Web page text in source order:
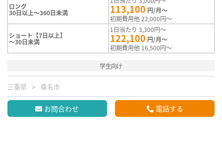
ロング
30日以上～360日未満 113,100 円/月～
初期費用他 22,000円～
ショート【7日以上】
～30日未満
1日当たり 3,300円～
122,100 円/月～
初期費用他 16,500円～
学生向け
三重県 桑名市
お問合わせ 電話する